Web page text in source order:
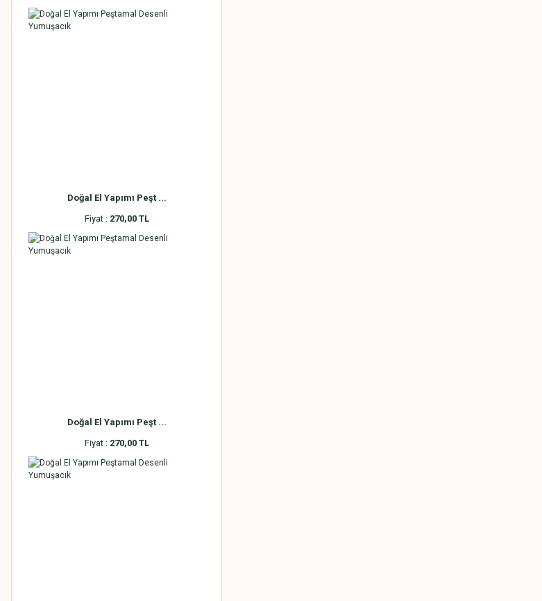
Doğal El Yapımı Peşt ...
Fiyat : 270,00 TL
Doğal El Yapımı Peşt ...
Fiyat : 270,00 TL